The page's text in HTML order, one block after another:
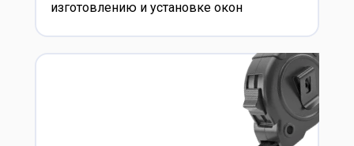
изготовлению и установке окон